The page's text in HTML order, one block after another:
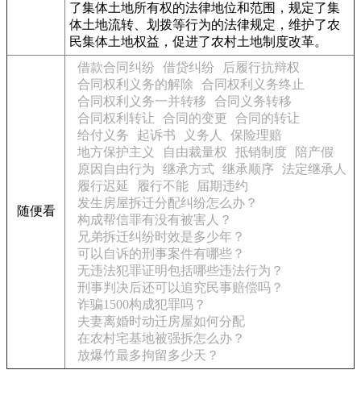
了集体土地所有权的法律地位和范围，规定了集
体土地流转、划拨等行为的法律规定，维护了农
民集体土地权益，促进了农村土地制度改革。
随便看
借款合同纠纷 借贷纠纷
后履行抗辩权
合同权利义务的解除
合同权利义务终止
合同权利义务一并转移
合同义务转移
合同权利转让
合同的变更
合同的转让
给付义务
起诉书 义务人
保险理赔
地方保护主义
自由裁量权 抵销制度
陪产假
原因自由行为
继承方式 继承顺序 法定继承人
履行迟延
履行不能
届期违约
发生房屋拆迁分配纠纷怎么办？
构成帮信罪有没有被害人？
兄弟拆迁纠纷时效是多少年？
可以自诉的刑事案件有哪些？
无违法犯罪证明包括哪些违法行为？
刑事判决后还可以追究民事赔偿吗？
诈骗1500构成犯罪吗？
夫妻离婚时动迁房屋如何分配
在农村宅基地被强拆怎么办？
放爆竹最多拘留多少天？